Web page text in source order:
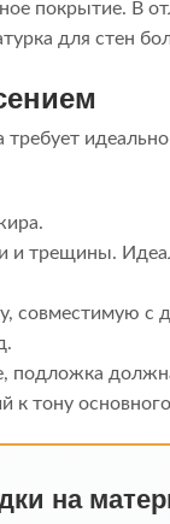
покрытие. В
для стен
трещины.
совместимую с
подложка
к тону
на